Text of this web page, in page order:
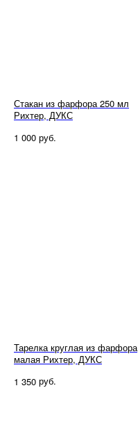
Стакан из фарфора 250 мл
Рихтер, ДУКС
1 000 руб.
Тарелка круглая из фарфора
малая Рихтер, ДУКС
1 350 руб.